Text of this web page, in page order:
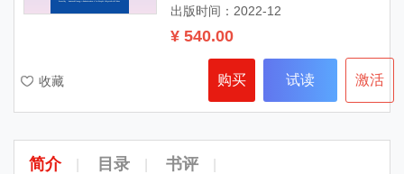
出版时间：2022-12
¥ 540.00
购买 试读 激活
收藏
简介 目录 书评